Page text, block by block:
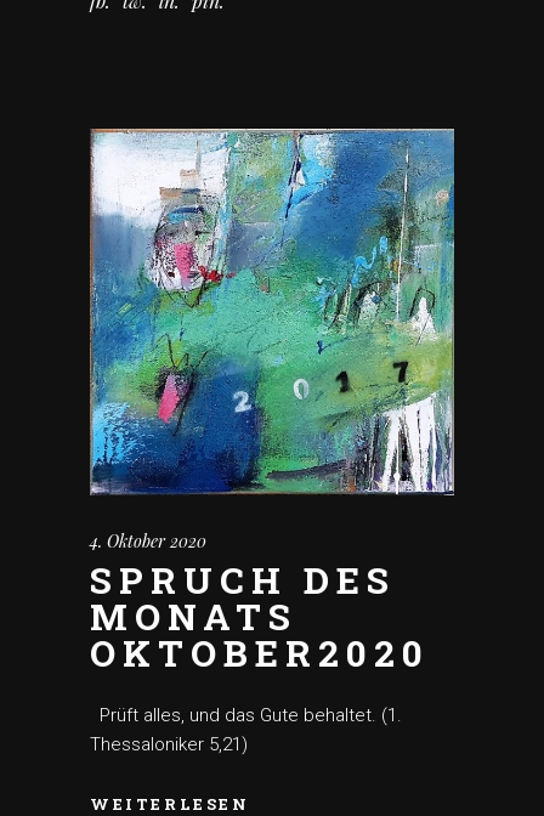
4. Oktober 2020
SPRUCH DES
MONATS
OKTOBER2020
Prüft alles, und das Gute behaltet. (1.
Thessaloniker 5,21)
WEITERLESEN